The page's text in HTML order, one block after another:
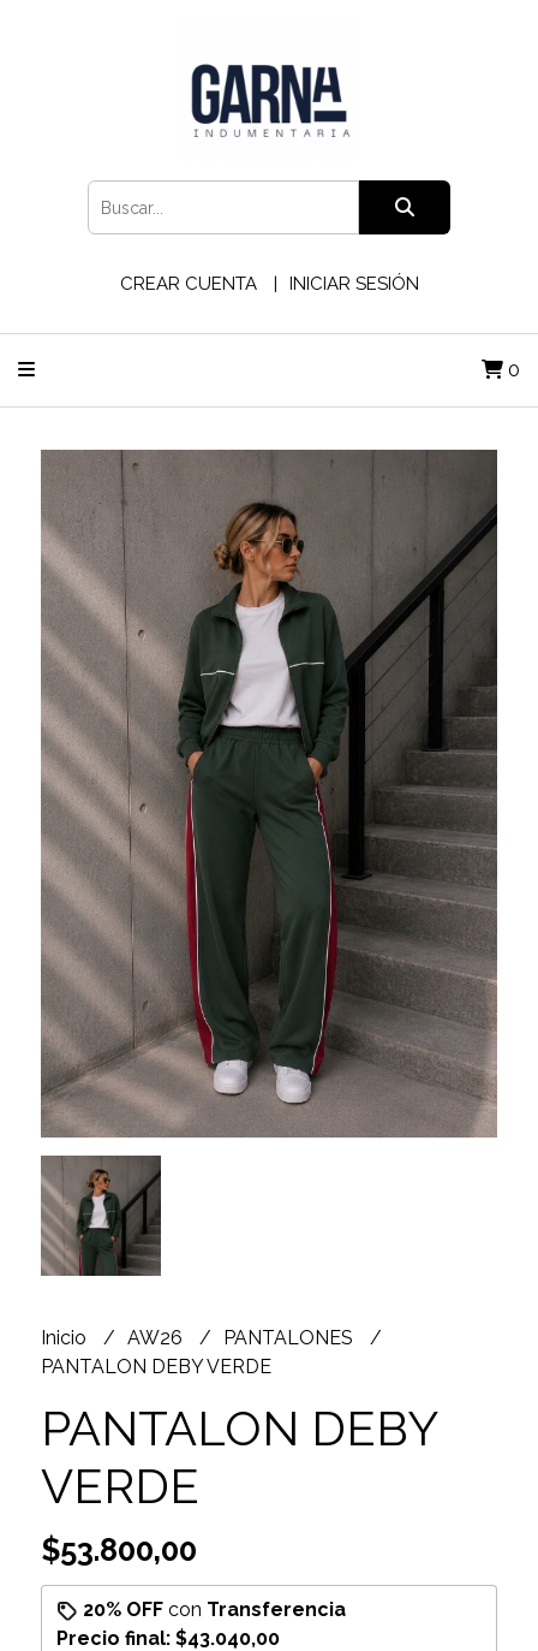
CREAR CUENTA INICIAR SESIÓN
0
Inicio AW26
PANTALONES
PANTALON DEBY VERDE
PANTALON DEBY
VERDE
$53.800,00
20% OFFcon Transferencia
Precio final: $43.040,00